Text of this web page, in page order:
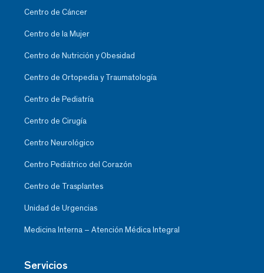
Centro de Cáncer
Centro de la Mujer
Centro de Nutrición y Obesidad
Centro de Ortopedia y Traumatología
Centro de Pediatría
Centro de Cirugía
Centro Neurológico
Centro Pediátrico del Corazón
Centro de Trasplantes
Unidad de Urgencias
Medicina Interna – Atención Médica Integral
Servicios